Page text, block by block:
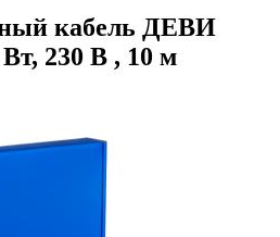
кабель ДЕВИ
230 В , 10 м